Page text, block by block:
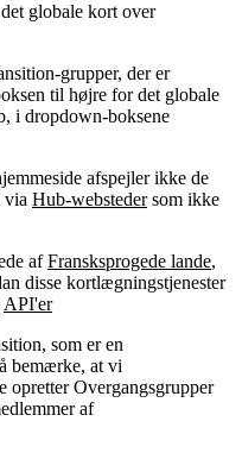
globale kort over
grupper, der er
til højre for det globale
i dropdown-boksene
afspejler ikke de
via Hub-webstedersom ikke
afFransksprogede lande,
disse kortlægningstjenester
API'er
som er en
bemærke, at vi
opretter Overgangsgrupper
af